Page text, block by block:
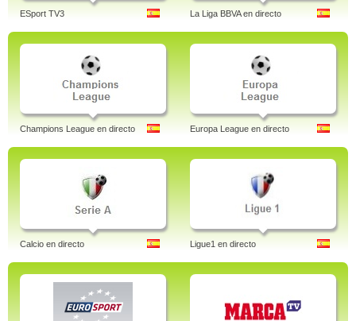
ESport TV3 La Liga BBVA en directo
Champions League en directo Europa League en directo
Calcio en directo Ligue1 en directo